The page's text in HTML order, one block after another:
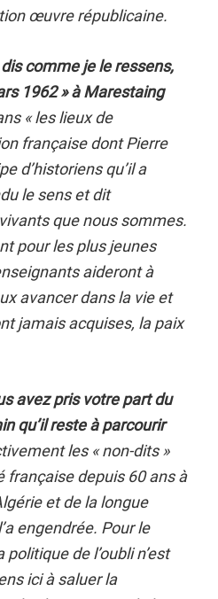
œuvre républicaine.
comme je le ressens,
1962 » à Marestaing
« les lieux de
française dont Pierre
d’historiens qu’il a
le sens et dit
que nous sommes.
pour les plus jeunes
aideront à
avancer dans la vie et
jamais acquises, la paix
avez pris votre part du
qu’il reste à parcourir
les « non-dits »
française depuis 60 ans à
et de la longue
engendrée. Pour le
de l’oubli n’est
ici à saluer la